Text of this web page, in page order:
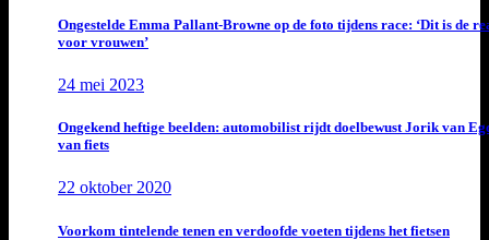
Ongestelde Emma Pallant-Browne op de foto tijdens race: ‘Dit is de
voor vrouwen’
24 mei 2023
Ongekend heftige beelden: automobilist rijdt doelbewust Jorik van
van fiets
22 oktober 2020
Voorkom tintelende tenen en verdoofde voeten tijdens het fietsen